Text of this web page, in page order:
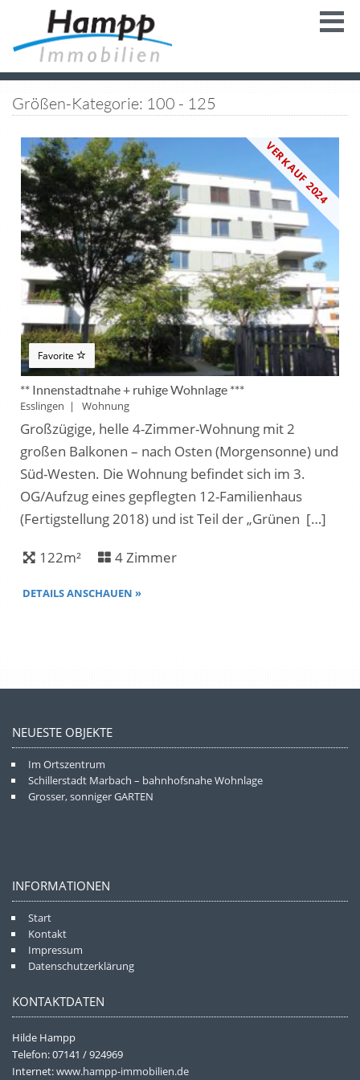
Größen-Kategorie: 100 - 125
VERKAUF 2024
Favorite
** Innenstadtnahe + ruhige Wohnlage ***
Esslingen | Wohnung
Großzügige, helle 4-Zimmer-Wohnung mit 2
großen Balkonen – nach Osten (Morgensonne) und
Süd-Westen. Die Wohnung befindet sich im 3.
OG/Aufzug eines gepflegten 12-Familienhaus
(Fertigstellung 2018) und ist Teil der „Grünen […]
122m² 4 Zimmer
DETAILS ANSCHAUEN »
NEUESTE OBJEKTE
Im Ortszentrum
Schillerstadt Marbach – bahnhofsnahe Wohnlage
Grosser, sonniger GARTEN
INFORMATIONEN
Start
Kontakt
Impressum
Datenschutzerklärung
KONTAKTDATEN
Hilde Hampp
Telefon: 07141 / 924969
Internet:www.hampp-immobilien.de